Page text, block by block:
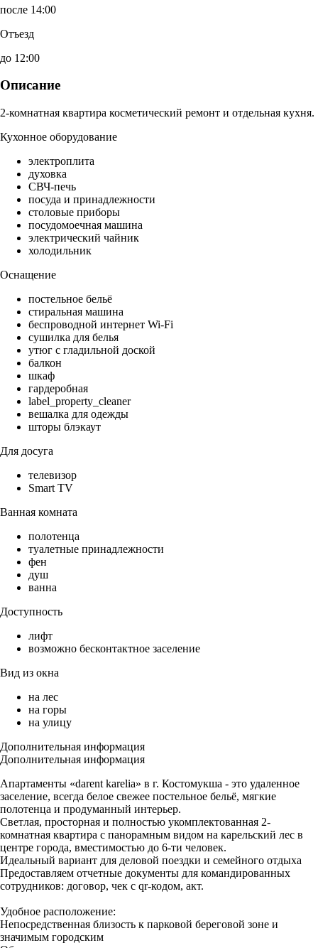
после 14:00
Отъезд
до 12:00
Описание
2-комнатная квартира косметический ремонт и отдельная кухня.
Кухонное оборудование
электроплита
духовка
СВЧ-печь
посуда и принадлежности
столовые приборы
посудомоечная машина
электрический чайник
холодильник
Оснащение
постельное бельё
стиральная машина
беспроводной интернет Wi-Fi
сушилка для белья
утюг с гладильной доской
балкон
шкаф
гардеробная
label_property_cleaner
вешалка для одежды
шторы блэкаут
Для досуга
телевизор
Smart TV
Ванная комната
полотенца
туалетные принадлежности
фен
душ
ванна
Доступность
лифт
возможно бесконтактное заселение
Вид из окна
на лес
на горы
на улицу
Дополнительная информация
Дополнительная информация
Апартаменты «darent karelia» в г. Костомукша - это удаленное
заселение, всегда белое свежее постельное бельё, мягкие
полотенца и продуманный интерьер.
Светлая, просторная и полностью укомплектованная 2-
комнатная квартира с панорамным видом на карельский лес в
центре города, вместимостью до 6-ти человек.
Идеальный вариант для деловой поездки и семейного отдыха
Предоставляем отчетные документы для командированных
сотрудников: договор, чек с qr-кодом, акт.
Удобное расположение:
Непосредственная близость к парковой береговой зоне и
значимым городским